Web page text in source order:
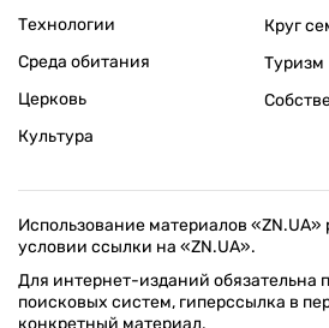
Технологии
Среда обитания
Церковь
Культура
Круг
Туризм
Использование материалов «ZN.UA»
условии ссылки на «ZN.UA».
Для интернет-изданий обязательна
поисковых систем, гиперссылка в
конкретный материал.